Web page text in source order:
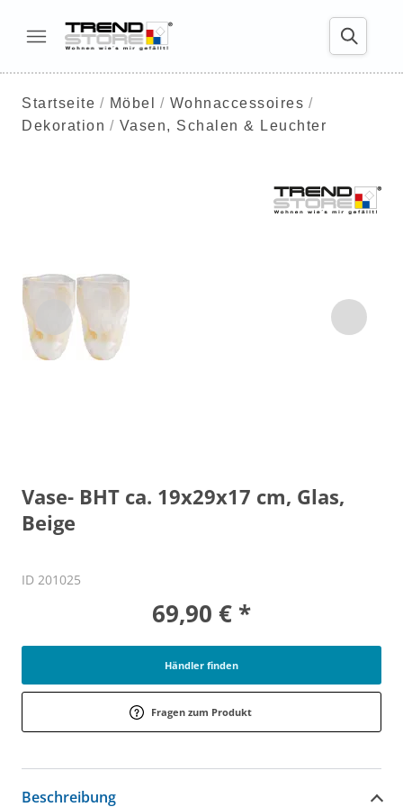
Startseite Möbel
Wohnaccessoires
Dekoration
Vasen, Schalen & Leuchter
Vase- BHT ca. 19x29x17 cm, Glas,
Beige
ID 201025
69,90 € *
Händler finden
Fragen zum Produkt
Beschreibung